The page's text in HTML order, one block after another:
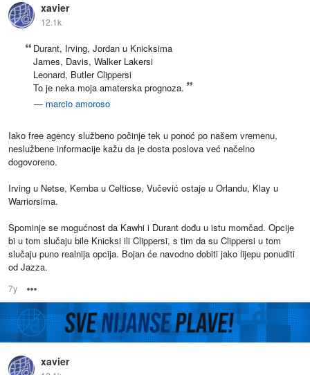
xavier
12.1k
Durant, Irving, Jordan u Knicksima
James, Davis, Walker Lakersi
Leonard, Butler Clippersi
To je neka moja amaterska prognoza.
— marcio amoroso
Iako free agency službeno počinje tek u ponoć po našem vremenu,
neslužbene informacije kažu da je dosta poslova već načelno
dogovoreno.
Irving u Netse, Kemba u Celticse, Vučević ostaje u Orlandu, Klay u
Warriorsima.
Spominje se mogućnost da Kawhi i Durant dođu u istu momčad. Opcije
bi u tom slučaju bile Knicksi ili Clippersi, s tim da su Clippersi u tom
slučaju puno realnija opcija. Bojan će navodno dobiti jako lijepu ponuditi
od Jazza.
7y
xavier